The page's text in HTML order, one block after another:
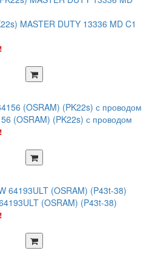
MASTER DUTY 13336 MD C1
(OSRAM) (PK22s) с проводом
(OSRAM) (P43t-38)